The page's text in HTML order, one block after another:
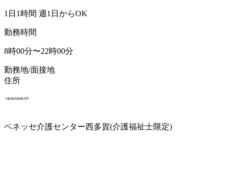
1日1時間 週1日からOK
勤務時間
8時00分〜22時00分
勤務地/面接地
住所
ベネッセ介護センター西多賀(介護福祉士限定)